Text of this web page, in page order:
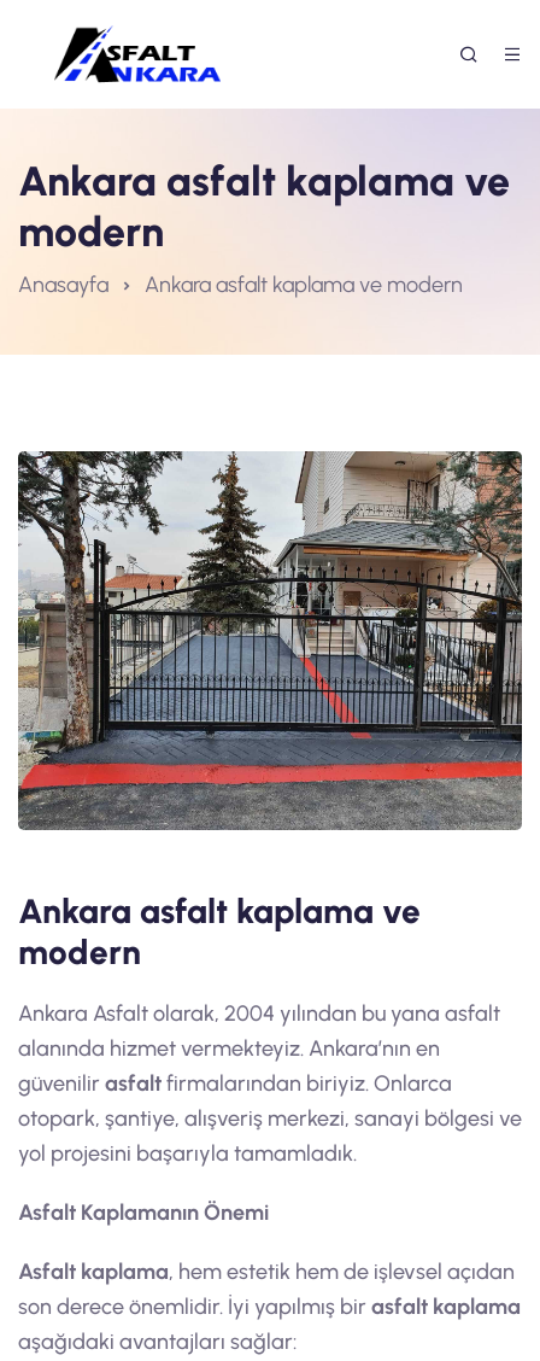
Ankara asfalt kaplama ve
modern
Anasayfa Ankara asfalt kaplama ve modern
Ankara asfalt kaplama ve
modern
Ankara Asfalt olarak, 2004 yılından bu yana asfalt
alanında hizmet vermekteyiz. Ankara’nın en
güvenilir asfaltfirmalarından biriyiz. Onlarca
otopark, şantiye, alışveriş merkezi, sanayi bölgesi ve
yol projesini başarıyla tamamladık.
Asfalt Kaplamanın Önemi
Asfalt kaplama, hem estetik hem de işlevsel açıdan
son derece önemlidir. İyi yapılmış bir asfalt kaplama
aşağıdaki avantajları sağlar: